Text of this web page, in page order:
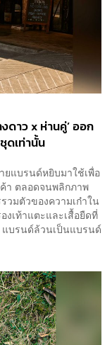
ดาว x ห่านคู่’ ออก
ดเท่านั้น
ยแบรนด์หยิบมาใช้เพื่อ
า ตลอดจนพลิกภาพ
มตัวของความเก๋าใน
งเท้าแตะและเสื้อยืดที่
บรนด์ล้วนเป็นแบรนด์